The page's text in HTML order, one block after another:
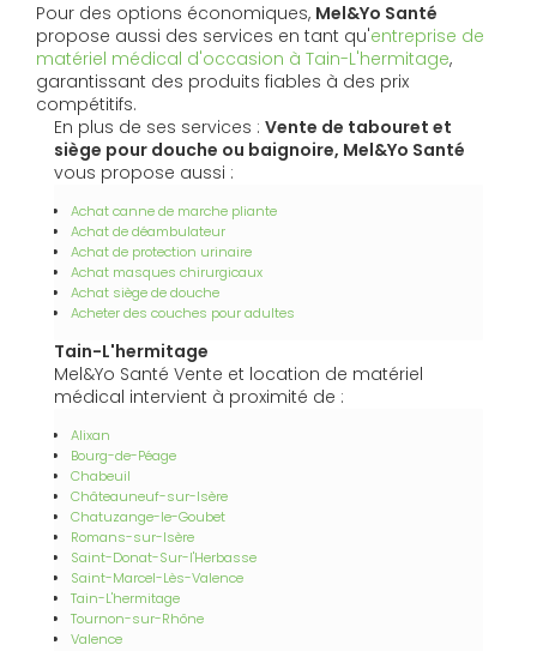
Pour des options économiques, Mel&Yo Santé
propose aussi des services en tant qu'entreprise de
matériel médical d'occasion à Tain-L'hermitage,
garantissant des produits fiables à des prix
compétitifs.
En plus de ses services : Vente de tabouret et
siège pour douche ou baignoire, Mel&Yo Santé
vous propose aussi :
Achat canne de marche pliante
Achat de déambulateur
Achat de protection urinaire
Achat masques chirurgicaux
Achat siège de douche
Acheter des couches pour adultes
Tain-L'hermitage
Mel&Yo Santé Vente et location de matériel
médical intervient à proximité de :
Alixan
Bourg-de-Péage
Chabeuil
Châteauneuf-sur-Isère
Chatuzange-le-Goubet
Romans-sur-Isère
Saint-Donat-Sur-l'Herbasse
Saint-Marcel-Lès-Valence
Tain-L'hermitage
Tournon-sur-Rhône
Valence